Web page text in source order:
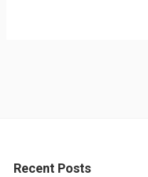
Recent Posts